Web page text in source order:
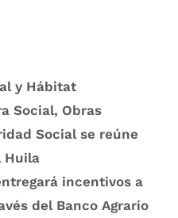
y Hábitat
Social, Obras
Social se reúne
Huila
incentivos a
del Banco Agrario